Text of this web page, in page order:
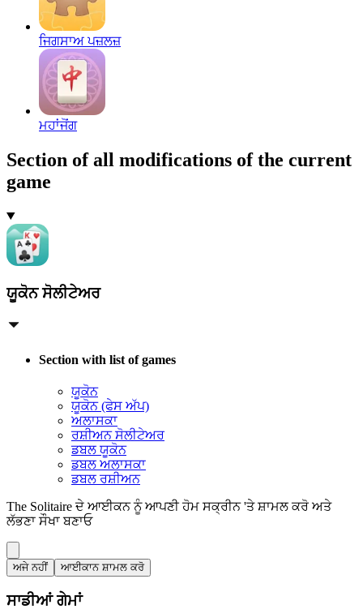
ਜਿਗਸਾਅ ਪਜ਼ਲਜ਼
ਮਹਾਂਜੋਂਗ
Section of all modifications of the current
game
ਯੂਕੋਨ ਸੋਲੀਟੇਅਰ
Section with list of games
ਯੂਕੋਨ
ਯੂਕੋਨ (ਫੇਸ ਅੱਪ)
ਅਲਾਸਕਾ
ਰਸ਼ੀਅਨ ਸੋਲੀਟੇਅਰ
ਡਬਲ ਯੂਕੋਨ
ਡਬਲ ਅਲਾਸਕਾ
ਡਬਲ ਰਸ਼ੀਅਨ
The Solitaire ਦੇ ਆਈਕਨ ਨੂੰ ਆਪਣੀ ਹੋਮ ਸਕ੍ਰੀਨ 'ਤੇ ਸ਼ਾਮਲ ਕਰੋ ਅਤੇ
ਲੱਭਣਾ ਸੌਖਾ ਬਣਾਓ
ਅਜੇ ਨਹੀਂ ਆਈਕਾਨ ਸ਼ਾਮਲ ਕਰੋ
ਸਾਡੀਆਂ ਗੇਮਾਂ